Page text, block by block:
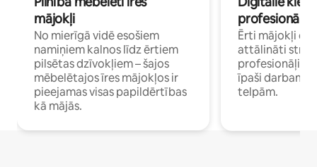
mājokļi
No mierīgā vidē esošiem
namiņiem kalnos līdz ērtiem
pilsētas dzīvokļiem – šajos
mēbelētajos īres mājokļos ir
pieejamas visas papildērtības
kā mājās.
profesionāļi
Ērti mājokļi
attālināti
īpaši darbam
telpām.